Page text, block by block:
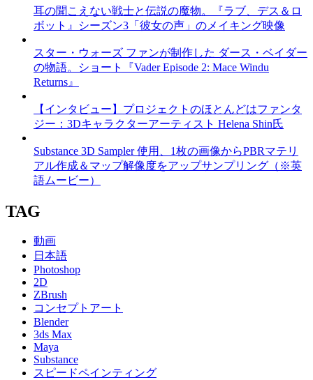
耳の聞こえない戦士と伝説の魔物。『ラブ、デス＆ロ
ボット』シーズン3「彼女の声」のメイキング映像
スター・ウォーズ ファンが制作した ダース・ベイダー
の物語。ショート『Vader Episode 2: Mace Windu
Returns』
【インタビュー】プロジェクトのほとんどはファンタ
ジー：3Dキャラクターアーティスト Helena Shin氏
Substance 3D Sampler 使用、1枚の画像からPBRマテリ
アル作成＆マップ解像度をアップサンプリング（※英
語ムービー）
TAG
動画
日本語
Photoshop
2D
ZBrush
コンセプトアート
Blender
3ds Max
Maya
Substance
スピードペインティング